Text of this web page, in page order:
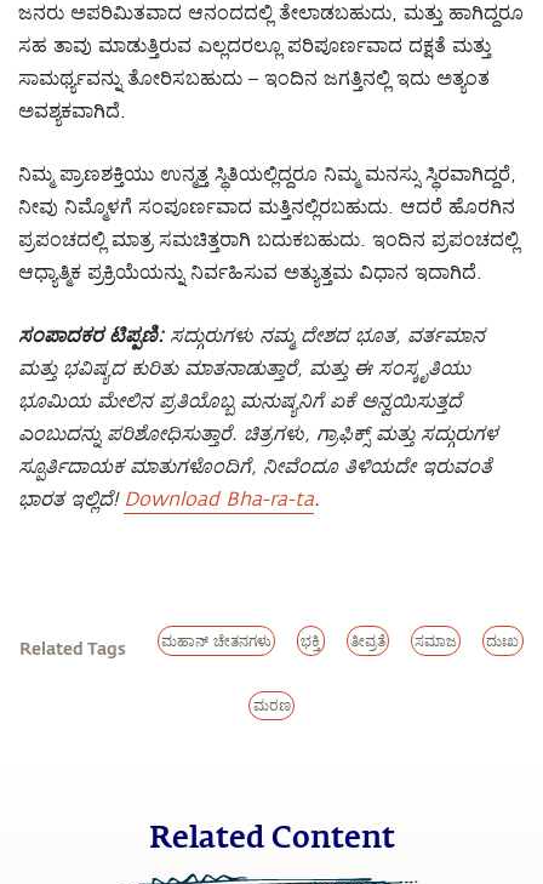
ಜನರು ಅಪರಿಮಿತವಾದ ಆನಂದದಲ್ಲಿ ತೇಲಾಡಬಹುದು, ಮತ್ತು ಹಾಗಿದ್ದರೂ
ಸಹ ತಾವು ಮಾಡುತ್ತಿರುವ ಎಲ್ಲದರಲ್ಲೂ ಪರಿಪೂರ್ಣವಾದ ದಕ್ಷತೆ ಮತ್ತು
ಸಾಮರ್ಥ್ಯವನ್ನು ತೋರಿಸಬಹುದು – ಇಂದಿನ ಜಗತ್ತಿನಲ್ಲಿ ಇದು ಅತ್ಯಂತ
ಅವಶ್ಯಕವಾಗಿದೆ.
ನಿಮ್ಮ ಪ್ರಾಣಶಕ್ತಿಯು ಉನ್ಮತ್ತ ಸ್ಥಿತಿಯಲ್ಲಿದ್ದರೂ ನಿಮ್ಮ ಮನಸ್ಸು ಸ್ಥಿರವಾಗಿದ್ದರೆ,
ನೀವು ನಿಮ್ಮೊಳಗೆ ಸಂಪೂರ್ಣವಾದ ಮತ್ತಿನಲ್ಲಿರಬಹುದು. ಆದರೆ ಹೊರಗಿನ
ಪ್ರಪಂಚದಲ್ಲಿ ಮಾತ್ರ ಸಮಚಿತ್ತರಾಗಿ ಬದುಕಬಹುದು. ಇಂದಿನ ಪ್ರಪಂಚದಲ್ಲಿ
ಆಧ್ಯಾತ್ಮಿಕ ಪ್ರಕ್ರಿಯೆಯನ್ನು ನಿರ್ವಹಿಸುವ ಅತ್ಯುತ್ತಮ ವಿಧಾನ ಇದಾಗಿದೆ.
ಸಂಪಾದಕರ ಟಿಪ್ಪಣಿ: ಸದ್ಗುರುಗಳು ನಮ್ಮ ದೇಶದ ಭೂತ, ವರ್ತಮಾನ
ಮತ್ತು ಭವಿಷ್ಯದ ಕುರಿತು ಮಾತನಾಡುತ್ತಾರೆ, ಮತ್ತು ಈ ಸಂಸ್ಕೃತಿಯು
ಭೂಮಿಯ ಮೇಲಿನ ಪ್ರತಿಯೊಬ್ಬ ಮನುಷ್ಯನಿಗೆ ಏಕೆ ಅನ್ವಯಿಸುತ್ತದೆ
ಎಂಬುದನ್ನು ಪರಿಶೋಧಿಸುತ್ತಾರೆ. ಚಿತ್ರಗಳು, ಗ್ರಾಫಿಕ್ಸ್ ಮತ್ತು ಸದ್ಗುರುಗಳ
ಸ್ಪೂರ್ತಿದಾಯಕ ಮಾತುಗಳೊಂದಿಗೆ, ನೀವೆಂದೂ ತಿಳಿಯದೇ ಇರುವಂತೆ
ಭಾರತ ಇಲ್ಲಿದೆ! Download Bha-ra-ta.
Related Tags ಮಹಾನ್ ಚೇತನಗಳು ಭಕ್ತಿ ತೀವ್ರತೆ ಸಮಾಜ ದುಃಖ
ಮರಣ
Related Content